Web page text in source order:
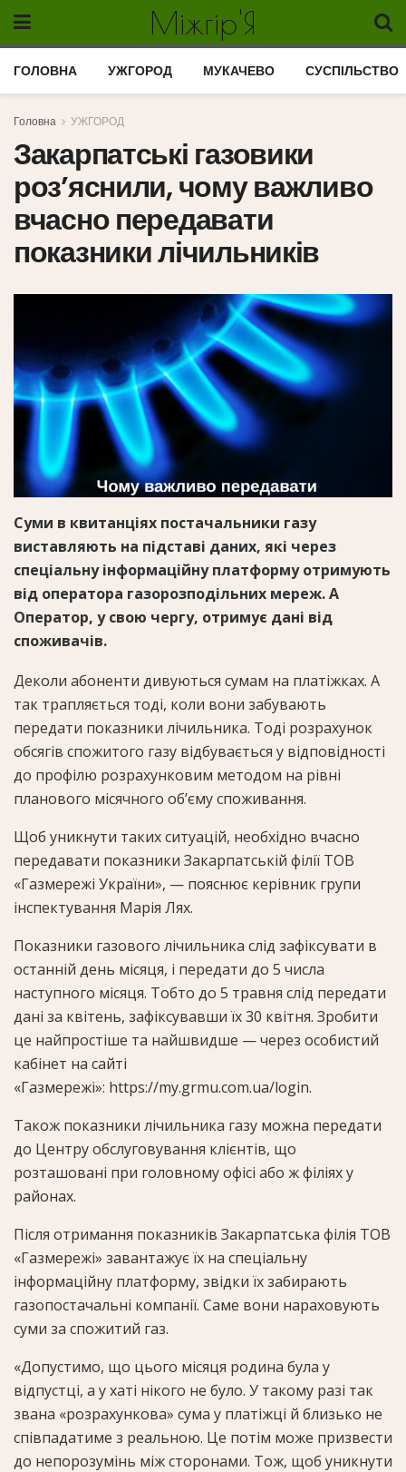
Міжгір'Я
ГОЛОВНА УЖГОРОД МУКАЧЕВО СУСПІЛЬСТВО
Головна УЖГОРОД
Закарпатські газовики
роз’яснили, чому важливо
вчасно передавати
показники лічильників
Суми в квитанціях постачальники газу
виставляють на підставі даних, які через
спеціальну інформаційну платформу отримують
від оператора газорозподільних мереж. А
Оператор, у свою чергу, отримує дані від
споживачів.
Деколи абоненти дивуються сумам на платіжках. А
так трапляється тоді, коли вони забувають
передати показники лічильника. Тоді розрахунок
обсягів спожитого газу відбувається у відповідності
до профілю розрахунковим методом на рівні
планового місячного об’єму споживання.
Щоб уникнути таких ситуацій, необхідно вчасно
передавати показники Закарпатській філії ТОВ
«Газмережі України», — пояснює керівник групи
інспектування Марія Лях.
Показники газового лічильника слід зафіксувати в
останній день місяця, і передати до 5 числа
наступного місяця. Тобто до 5 травня слід передати
дані за квітень, зафіксувавши їх 30 квітня. Зробити
це найпростіше та найшвидше — через особистий
кабінет на сайті
«Газмережі»: https://my.grmu.com.ua/login.
Також показники лічильника газу можна передати
до Центру обслуговування клієнтів, що
розташовані при головному офісі або ж філіях у
районах.
Після отримання показників Закарпатська філія ТОВ
«Газмережі» завантажує їх на спеціальну
інформаційну платформу, звідки їх забирають
газопостачальні компанії. Саме вони нараховують
суми за спожитий газ.
«Допустимо, що цього місяця родина була у
відпустці, а у хаті нікого не було. У такому разі так
звана «розрахункова» сума у платіжці й близько не
співпадатиме з реальною. Це потім може призвести
до непорозумінь між сторонами. Тож, щоб уникнути